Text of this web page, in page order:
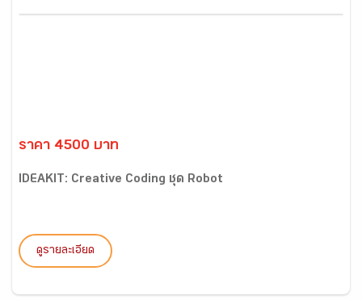
ราคา 4500 บาท
IDEAKIT: Creative Coding ชุด Robot
ดูรายละเอียด